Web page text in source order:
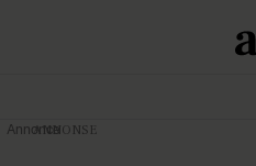
Annonce